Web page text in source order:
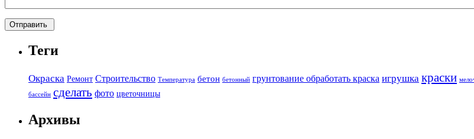
Теги
Окраска Ремонт Строительство Температура бетон бетонный грунтование обработать краска игрушка краски
бассейн сделать фото цветочницы
Архивы